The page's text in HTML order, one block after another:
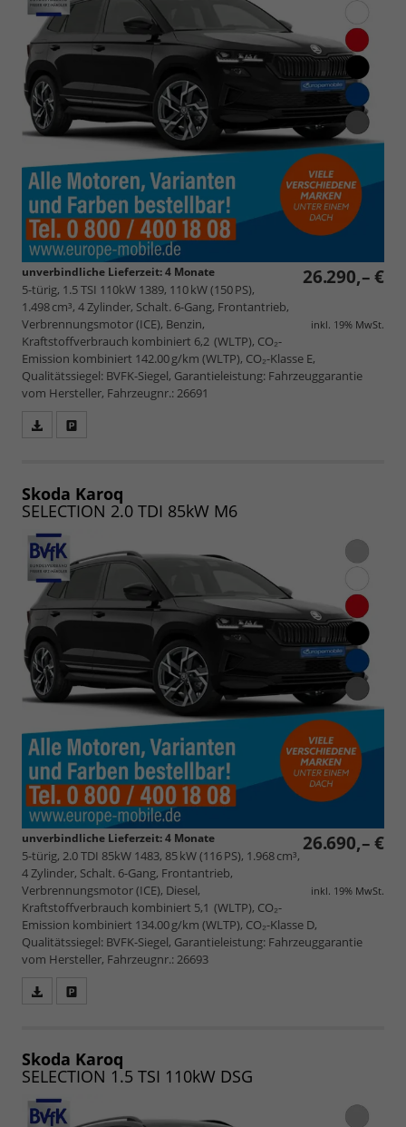
26.290,– €
inkl. 19% MwSt.
unverbindliche Lieferzeit:4 Monate
5-türig, 1.5 TSI 110kW 1389, 110 kW (150 PS),
1.498 cm³, 4 Zylinder, Schalt. 6-Gang, Frontantrieb,
Verbrennungsmotor (ICE), Benzin,
Kraftstoffverbrauch kombiniert 6,2 (WLTP), CO₂-
Emission kombiniert 142.00 g/km (WLTP), CO₂-Klasse E,
Qualitätssiegel: BVFK-Siegel, Garantieleistung: Fahrzeuggarantie
vom Hersteller, Fahrzeugnr.: 26691
speichern/drucken
Skoda Karoq
SELECTION 2.0 TDI 85kW M6
26.690,– €
inkl. 19% MwSt.
unverbindliche Lieferzeit:4 Monate
5-türig, 2.0 TDI 85kW 1483, 85 kW (116 PS), 1.968 cm³,
4 Zylinder, Schalt. 6-Gang, Frontantrieb,
Verbrennungsmotor (ICE), Diesel,
Kraftstoffverbrauch kombiniert 5,1 (WLTP), CO₂-
Emission kombiniert 134.00 g/km (WLTP), CO₂-Klasse D,
Qualitätssiegel: BVFK-Siegel, Garantieleistung: Fahrzeuggarantie
vom Hersteller, Fahrzeugnr.: 26693
speichern/drucken
Skoda Karoq
SELECTION 1.5 TSI 110kW DSG